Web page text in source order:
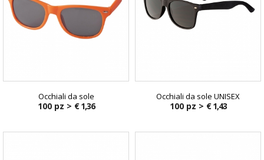
Occhiali da sole
100 pz > € 1,36
Occhiali da sole UNISEX
100 pz > € 1,43